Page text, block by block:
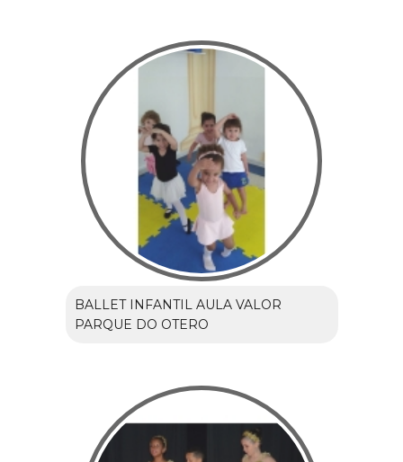
BALLET INFANTIL AULA VALOR
PARQUE DO OTERO